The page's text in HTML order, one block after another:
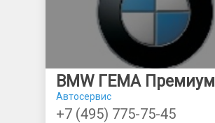
BMW ГЕМА Премиум
Автосервис
+7 (495) 775-75-45